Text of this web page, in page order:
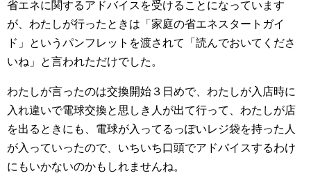
省エネに関するアドバイスを受けることになっています
が、わたしが行ったときは「家庭の省エネスタートガイ
ド」というパンフレットを渡されて「読んでおいてくださ
いね」と言われただけでした。
わたしが言ったのは交換開始３日めで、わたしが入店時に
入れ違いで電球交換と思しき人が出て行って、わたしが店
を出るときにも、電球が入ってるっぽいレジ袋を持った人
が入っていったので、いちいち口頭でアドバイスするわけ
にもいかないのかもしれませんね。